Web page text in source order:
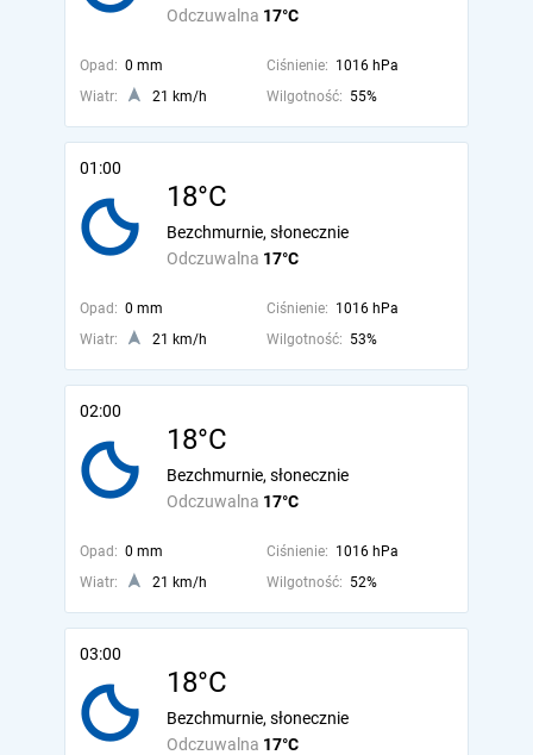
Odczuwalna 17°C
Opad: 0 mm Ciśnienie: 1016 hPa
Wiatr:
21 km/h Wilgotność: 55%
01:00
18°C
Odczuwalna 17°C
Bezchmurnie, słonecznie
Opad: 0 mm Ciśnienie: 1016 hPa
Wiatr:
21 km/h Wilgotność: 53%
02:00
18°C
Odczuwalna 17°C
Bezchmurnie, słonecznie
Opad: 0 mm Ciśnienie: 1016 hPa
Wiatr:
21 km/h Wilgotność: 52%
03:00
18°C
Odczuwalna 17°C
Bezchmurnie, słonecznie